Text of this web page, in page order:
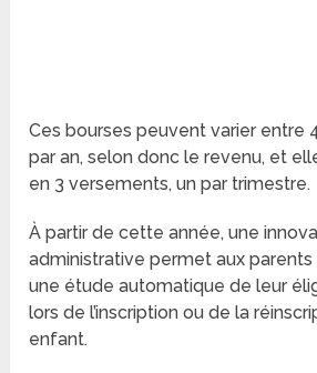
Ces bourses peuvent varier entre
par an, selon donc le revenu, et
en 3 versements, un par trimestre.
À partir de cette année, une
administrative permet aux
une étude automatique de leur
lors de l’inscription ou de la
enfant.